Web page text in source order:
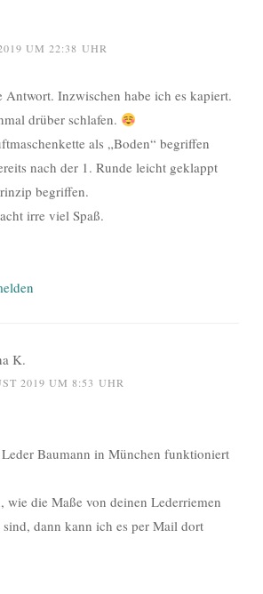
UM 22:38 UHR
Inzwischen habe ich es kapiert.
drüber schlafen.
als „Boden“ begriffen
nach der 1. Runde leicht geklappt
begriffen.
irre viel Spaß.
K.
2019 UM 8:53 UHR
Baumann in München funktioniert
wie die Maße von deinen Lederriemen
dann kann ich es per Mail dort